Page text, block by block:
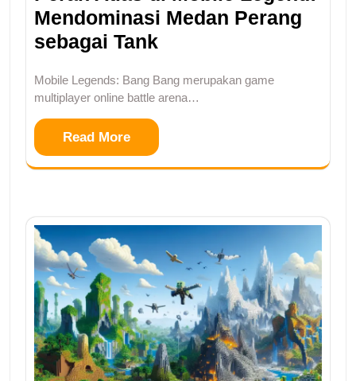
Mendominasi Medan Perang
sebagai Tank
Mobile Legends: Bang Bang merupakan game
multiplayer online battle arena…
Read More